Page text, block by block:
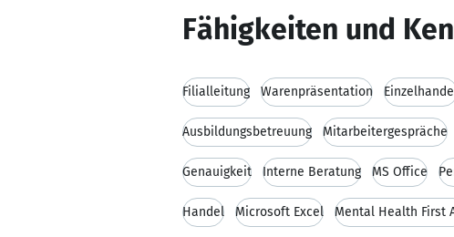
Fähigkeiten und
Filialleitung Warenpräsentation
Ausbildungsbetreuung Mitarbeitergespräche
Genauigkeit Interne Beratung MS Office
Handel Microsoft Excel Mental Health First